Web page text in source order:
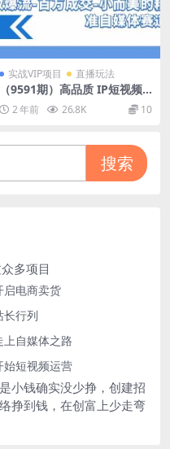
实战VIP项目 直播玩法
（9591期）高品质 IP短视频
直播-全案课程，有效爆流-百
万成交-小而美的精准自媒体赛
2 年前 26.8K 10
搜索
多项目
启电商卖货
长行列
自媒体之路
短视频运营
小钱确实没少挣，创建招
挣到钱，在创富上少走弯